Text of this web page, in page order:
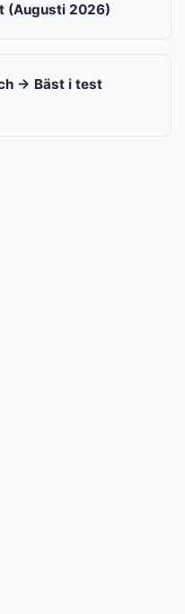
(Augusti 2026)
→ Bäst i test